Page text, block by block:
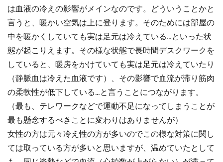
は血液の冷えの影響がメインなのです。どういうことかと
言うと、暖かい空気は上に登ります。そのためには部屋の
中を暖かくしていても実は足元は冷えている…といった状
態が起こりえます。その様な状態で長時間デスクワークを
していると、暖房をかけていても実は足元は冷えていたり
（静脈血は冷えた血液です）、その影響で血流が滞り筋肉
の柔軟性が低下している…と言うことにつながります。
（最も、テレワークなどで運動不足になってしまうことが
最も懸念するべきことに変わりはありませんが）
女性の方は元々冷え性の方が多いのでこの様な対策に関し
ては取っている方が多いと思いますが、温めていたとして